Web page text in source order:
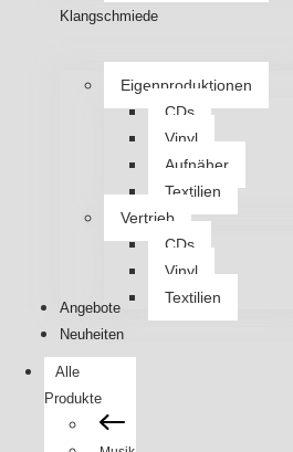
Klangschmiede
Eigenproduktionen
CDs
Vinyl
Aufnäher
Textilien
Vertrieb
CDs
Vinyl
Textilien
Angebote
Neuheiten
Alle
Produkte